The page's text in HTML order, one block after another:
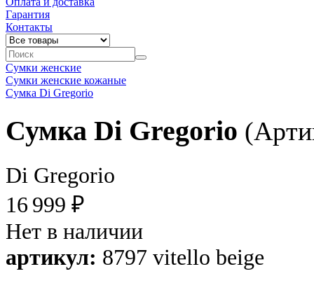
Гарантия
Контакты
Сумки женские
Сумки женские кожаные
Сумка Di Gregorio
Сумка Di Gregorio
Di Gregorio
16 999 ₽
Нет в наличии
артикул: 8797 vitello beige